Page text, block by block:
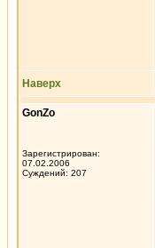
Наверх
GonZo
Зарегистрирован:
07.02.2006
Суждений: 207